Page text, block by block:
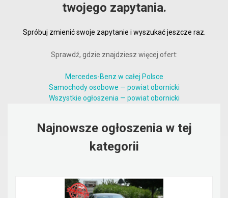
twojego zapytania.
Spróbuj zmienić swoje zapytanie i wyszukać jeszcze raz.
Sprawdź, gdzie znajdziesz więcej ofert:
Mercedes-Benz w całej Polsce
Samochody osobowe — powiat obornicki
Wszystkie ogłoszenia — powiat obornicki
Najnowsze ogłoszenia w tej
kategorii